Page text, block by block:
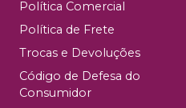
Política Comercial
Política de Frete
Trocas e Devoluções
Código de Defesa do
Consumidor